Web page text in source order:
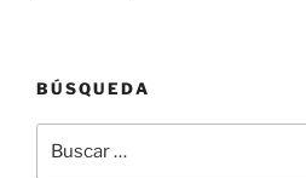
BÚSQUEDA
por: